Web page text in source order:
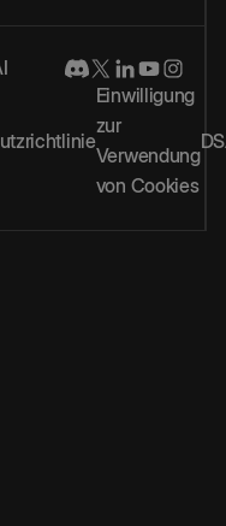
Einwilligung
zur
Verwendung
von Cookies